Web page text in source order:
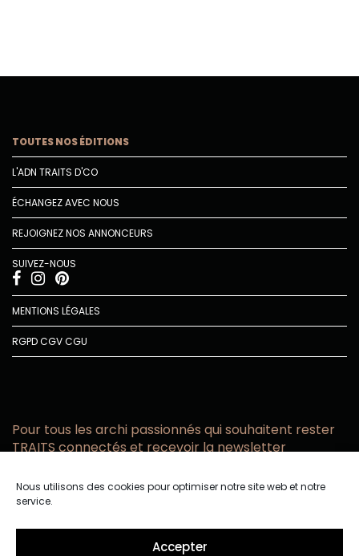
Nous utilisons des cookies pour optimiser notre site web et notre
service.
Accepter
TOUTES NOS ÉDITIONS
L'ADN TRAITS D'CO
ÉCHANGEZ AVEC NOUS
REJOIGNEZ NOS ANNONCEURS
SUIVEZ-NOUS
MENTIONS LÉGALES
RGPDCGVCGU
Pour tous les archi passionnés qui souhaitent rester
TRAITS connectés et recevoir la newsletter
email
confidentialité.